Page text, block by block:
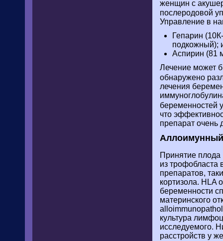
женщин с
послеродовой
Управление в
Гепарин
подкожный);
Аспирин (81
Лечение может
обнаружено
лечения
беременностей
что
препарат очень
Аллоимунный
Принятие плода
из
препаратов,
кортизола. HLA
беременности
материнского
культура
исследуемого.
расстройств у